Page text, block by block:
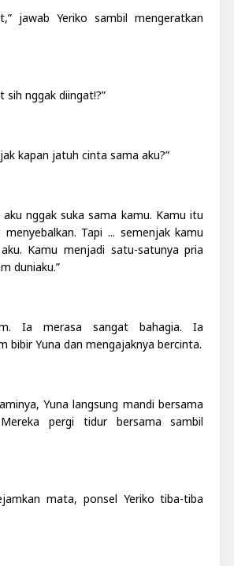
jawab Yeriko sambil mengeratkan
sih nggak diingat!?”
kapan jatuh cinta sama aku?”
aku nggak suka sama kamu. Kamu itu
Tapi ... semenjak kamu
Kamu menjadi satu-satunya pria
duniaku.”
Ia merasa sangat bahagia. Ia
bibir Yuna dan mengajaknya bercinta.
Yuna langsung mandi bersama
pergi tidur bersama sambil
mata, ponsel Yeriko tiba-tiba